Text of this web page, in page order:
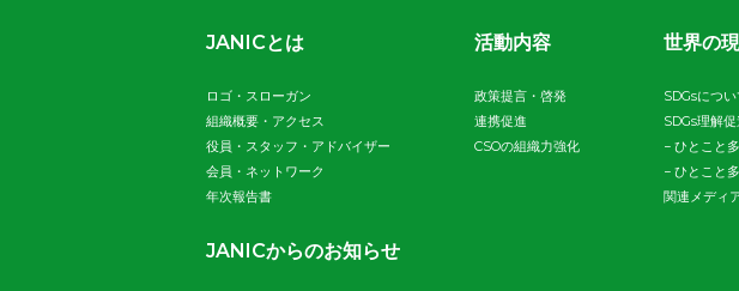
JANICとは
ロゴ・スローガン
組織概要・アクセス
役員・スタッフ・アドバイザー
会員・ネットワーク
年次報告書
活動内容
政策提言・啓発
連携促進
CSOの組織力強化
世界の
SDGsについ
SDGs理解
− ひとこと
− ひとこと
関連メディ
JANICからのお知らせ